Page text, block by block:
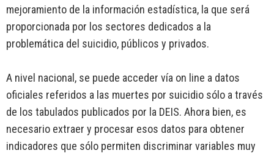
mejoramiento de la información estadística, la que será
proporcionada por los sectores dedicados a la
problemática del suicidio, públicos y privados.
A nivel nacional, se puede acceder vía on line a datos
oficiales referidos a las muertes por suicidio sólo a través
de los tabulados publicados por la DEIS. Ahora bien, es
necesario extraer y procesar esos datos para obtener
indicadores que sólo permiten discriminar variables muy